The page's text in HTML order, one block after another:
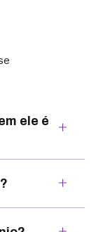
ele é